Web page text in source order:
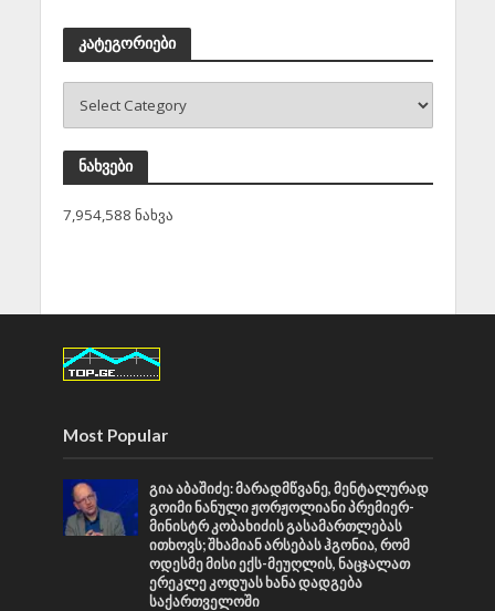
კატეგორიები
ნახვები
7,954,588 ნახვა
Most Popular
გია აბაშიძე: მარადმწვანე, მენტალურად
გოიმი ნანული ჟორჟოლიანი პრემიერ-
მინისტრ კობახიძის გასამართლებას
ითხოვს; შხამიან არსებას ჰგონია, რომ
ოდესმე მისი ექს-მეუღლის, ნაცჯალათ
ერეკლე კოდუას ხანა დადგება
საქართველოში